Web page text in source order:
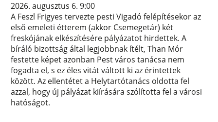
2026. augusztus 6. 9:00
A Feszl Frigyes tervezte pesti Vigadó felépítésekor az
első emeleti étterem (akkor Csemegetár) két
freskójának elkészítésére pályázatot hirdettek. A
bíráló bizottság által legjobbnak ítélt, Than Mór
festette képet azonban Pest város tanácsa nem
fogadta el, s ez éles vitát váltott ki az érintettek
között. Az ellentétet a Helytartótanács oldotta fel
azzal, hogy új pályázat kiírására szólította fel a városi
hatóságot.